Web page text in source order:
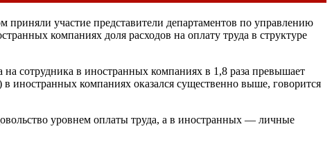
участие представители департаментов по управлению
компаниях доля расходов на оплату труда в структуре
сотрудника в иностранных компаниях в 1,8 раза превышает
иностранных компаниях оказался существенно выше, говорится
уровнем оплаты труда, а в иностранных — личные